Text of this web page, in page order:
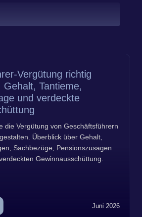
Vergütung richtig
Tantieme,
und verdeckte
die Vergütung von Geschäftsführern
Überblick über Gehalt,
Sachbezüge, Pensionszusagen
Gewinnausschüttung.
Juni 2026